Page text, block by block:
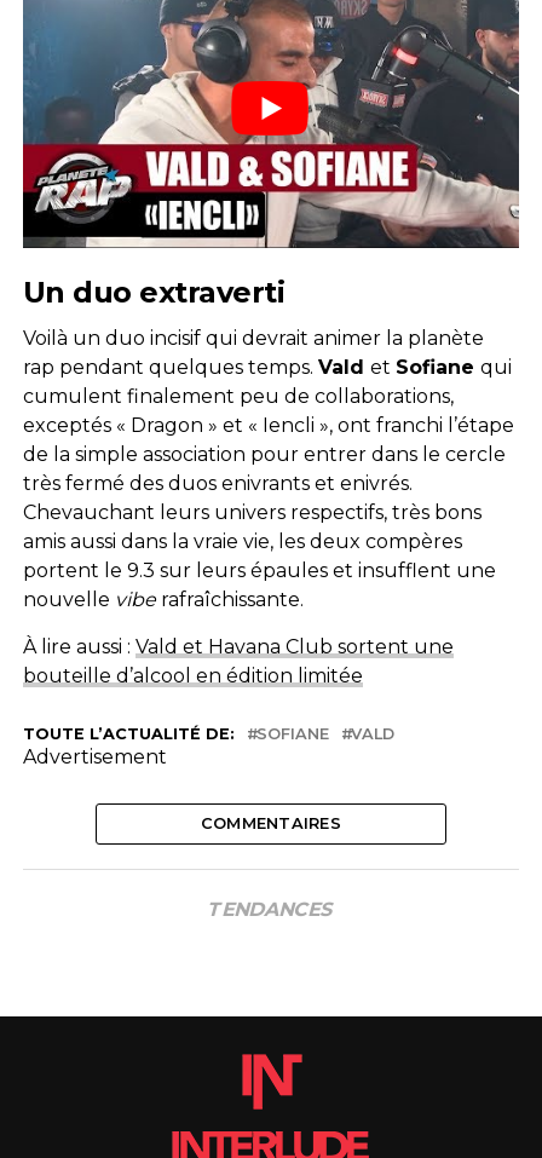
Un duo extraverti
Voilà un duo incisif qui devrait animer la planète
rap pendant quelques temps. Vald et Sofiane qui
cumulent finalement peu de collaborations,
exceptés « Dragon » et « Iencli », ont franchi l’étape
de la simple association pour entrer dans le cercle
très fermé des duos enivrants et enivrés.
Chevauchant leurs univers respectifs, très bons
amis aussi dans la vraie vie, les deux compères
portent le 9.3 sur leurs épaules et insufflent une
nouvelle vibe rafraîchissante.
À lire aussi : Vald et Havana Club sortent une
bouteille d’alcool en édition limitée
TOUTE L’ACTUALITÉ DE: SOFIANE VALD
Advertisement
COMMENTAIRES
TENDANCES